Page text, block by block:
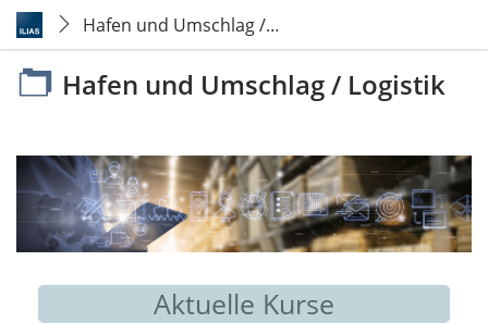
Hafen und Umschlag / Logistik
Hafen und Umschlag / Logistik
Aktuelle Kurse